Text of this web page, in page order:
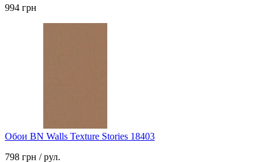
994 грн
Обои BN Walls Texture Stories 18403
798 грн / рул.